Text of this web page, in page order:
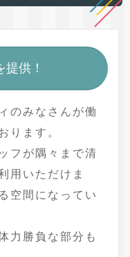
供！
のみなさんが働
ります。
フが隅々まで清
用いただけま
空間になってい
力勝負な部分も